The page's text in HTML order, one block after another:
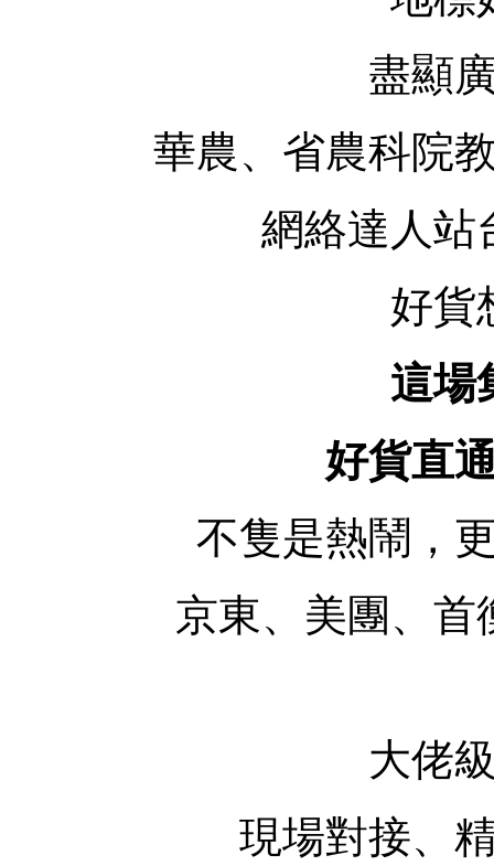
盡顯
華農、省農科院
網絡達人站
好貨
這場
好貨直
不隻是熱鬧，
京東、美團、首
大佬
現場對接、